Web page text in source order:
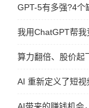
GPT-5有多强?4个
我用ChatGPT帮
算力翻倍、股价起
AI 重新定义了短